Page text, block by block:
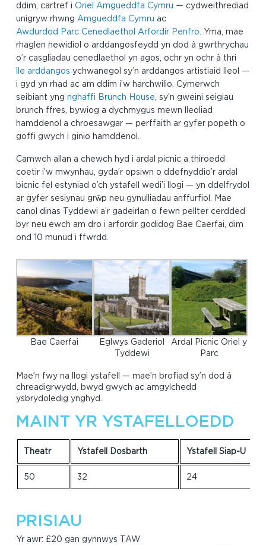
ddim, cartref i Oriel Amgueddfa Cymru — cydweithrediad
unigryw rhwng Amgueddfa Cymru ac
Awdurdod Parc Cenedlaethol Arfordir Penfro. Yma, mae
rhaglen newidiol o arddangosfeydd yn dod â gwrthrychau
o’r casgliadau cenedlaethol yn agos, ochr yn ochr â thri
lle arddangos ychwanegol sy’n arddangos artistiaid lleol —
i gyd yn rhad ac am ddim i’w harchwilio. Cymerwch
seibiant yng nghaffi Brunch House, sy’n gweini seigiau
brunch ffres, bywiog a dychmygus mewn lleoliad
hamddenol a chroesawgar — perffaith ar gyfer popeth o
goffi gwych i ginio hamddenol.
Camwch allan a chewch hyd i ardal picnic a thiroedd
coetir i’w mwynhau, gyda’r opsiwn o ddefnyddio’r ardal
bicnic fel estyniad o’ch ystafell wedi’i llogi — yn ddelfrydol
ar gyfer sesiynau grŵp neu gynulliadau anffurfiol. Mae
canol dinas Tyddewi a’r gadeirlan o fewn pellter cerdded
byr neu ewch am dro i arfordir godidog Bae Caerfai, dim
ond 10 munud i ffwrdd.
Bae Caerfai
Eglwys Gaderiol
Tyddewi
Ardal Picnic Oriel y
Parc
Mae’n fwy na llogi ystafell — mae’n brofiad sy’n dod â
chreadigrwydd, bwyd gwych ac amgylchedd
ysbrydoledig ynghyd.
MAINT YR YSTAFELLOEDD
Theatr Ystafell Dosbarth Ystafell Siap-U
50 32 24
PRISIAU
Yr awr: £20 gan gynnwys TAW